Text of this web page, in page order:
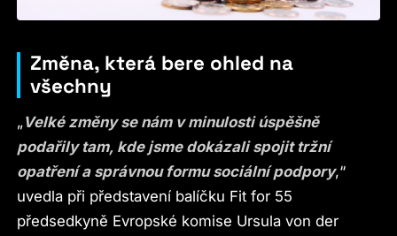
Změna, která bere ohled na
všechny
„Velké změny se nám v minulosti úspěšně
podařily tam, kde jsme dokázali spojit tržní
opatření a správnou formu sociální podpory,“
uvedla při představení balíčku Fit for 55
předsedkyně Evropské komise Ursula von der